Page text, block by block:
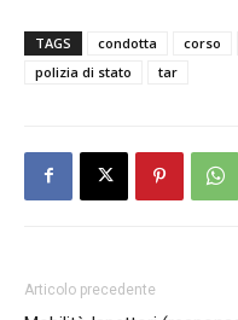
TAGS condotta corso
polizia di stato
tar
Articolo precedente